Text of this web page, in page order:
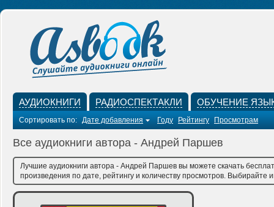
АУДИОКНИГИ РАДИОСПЕКТАКЛИ ОБУЧЕНИЕ
Сортировать по: Дате добавления Году Рейтингу Просмотрам
Все аудиокниги автора - Андрей Паршев
Лучшие аудиокниги автора - Андрей Паршев вы можете скачать
произведения по дате, рейтингу и количеству просмотров. Выбирайте